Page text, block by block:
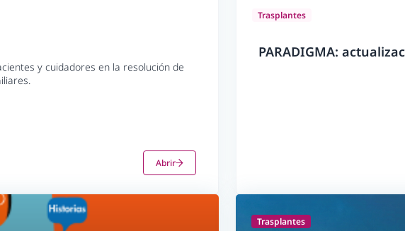
y cuidadores en la resolución de
Abrir
Trasplantes
PARADIGMA:
Trasplantes